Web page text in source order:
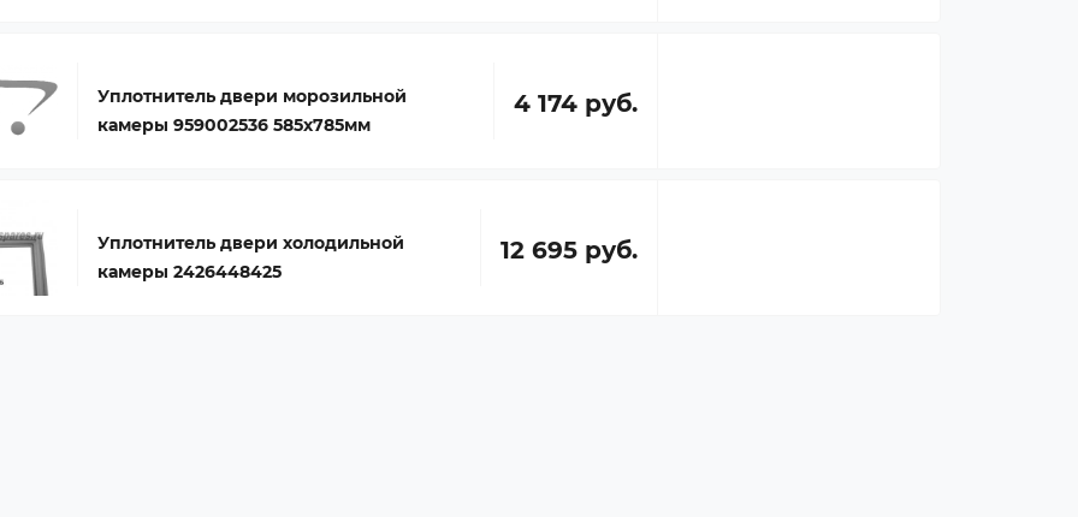
Уплотнитель двери морозильной
камеры 959002536 585х785мм
4 174 руб.
Уплотнитель двери холодильной
камеры 2426448425
12 695 руб.